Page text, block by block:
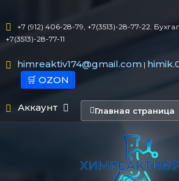
+7 (912) 406-28-79, +7(3513)-28-77-22.
+7(3513)-28-77-11
himreaktiv174@gmail.com|
🛒 OZON
Аккаунт Главная страница